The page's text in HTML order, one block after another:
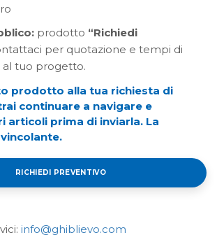
prodotto “Richiedi
per quotazione e tempi di
al tuo progetto.
prodotto alla tua richiesta di
continuare a navigare e
articoli prima di inviarla. La
RICHIEDI PREVENTIVO
info@ghiblievo.com